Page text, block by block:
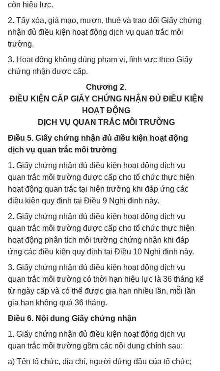
còn hiệu lực.
2. Tẩy xóa, giả mạo, mượn, thuê và trao đổi Giấy chứng
nhận đủ điều kiện hoạt động dịch vụ quan trắc môi
trường.
3. Hoạt động không đúng phạm vi, lĩnh vực theo Giấy
chứng nhận được cấp.
Chương 2.
ĐIỀU KIỆN CẤP GIẤY CHỨNG NHẬN ĐỦ ĐIỀU KIỆN
HOẠT ĐỘNG
DỊCH VỤ QUAN TRẮC MÔI TRƯỜNG
Điều 5. Giấy chứng nhận đủ điều kiện hoạt động
dịch vụ quan trắc môi trường
1. Giấy chứng nhận đủ điều kiện hoạt động dịch vụ
quan trắc môi trường được cấp cho tổ chức thực hiện
hoạt động quan trắc tại hiện trường khi đáp ứng các
điều kiện quy định tại Điều 9 Nghị định này.
2. Giấy chứng nhận đủ điều kiện hoạt động dịch vụ
quan trắc môi trường được cấp cho tổ chức thực hiện
hoạt động phân tích môi trường chứng nhận khi đáp
ứng các điều kiện quy định tại Điều 10 Nghị định này.
3. Giấy chứng nhận đủ điều kiện hoạt động dịch vụ
quan trắc môi trường có thời hạn hiệu lực là 36 tháng kể
từ ngày cấp và có thể được gia hạn nhiều lần, mỗi lần
gia hạn không quá 36 tháng.
Điều 6. Nội dung Giấy chứng nhận
1. Giấy chứng nhận đủ điều kiện hoạt động dịch vụ
quan trắc môi trường gồm các nội dung chính sau:
a) Tên tổ chức, địa chỉ, người đứng đầu của tổ chức;